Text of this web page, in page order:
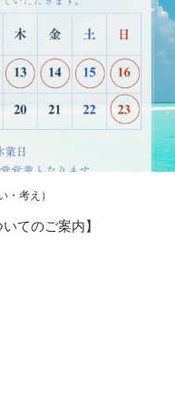
・考え）
てのご案内】